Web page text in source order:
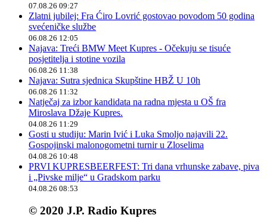
07.08.26 09:27
Zlatni jubilej: Fra Ćiro Lovrić gostovao povodom 50 godina
svećeničke službe
06.08.26 12:05
Najava: Treći BMW Meet Kupres - Očekuju se tisuće
posjetitelja i stotine vozila
06.08.26 11:38
Najava: Sutra sjednica Skupštine HBŽ U 10h
06.08.26 11:32
Natječaj za izbor kandidata na radna mjesta u OŠ fra
Miroslava Džaje Kupres.
04.08.26 11:29
Gosti u studiju: Marin Ivić i Luka Smoljo najavili 22.
Gospojinski malonogometni turnir u Zloselima
04.08.26 10:48
PRVI KUPRESBEERFEST: Tri dana vrhunske zabave, piva
i „Pivske milje“ u Gradskom parku
04.08.26 08:53
© 2020 J.P. Radio Kupres